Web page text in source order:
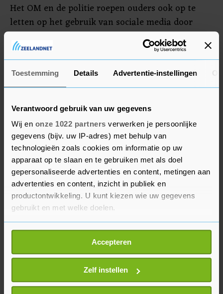
Toestemming Details Advertentie-instellingen
Verantwoord gebruik van uw gegevens
Wij en onze 1022 partners verwerken je persoonlijke
gegevens (bijv. uw IP-adres) met behulp van
technologieën zoals cookies om informatie op uw
apparaat op te slaan en te gebruiken met als doel
gepersonaliseerde advertenties en content, metingen aan
advertenties en content, inzicht in publiek en
productontwikkeling. U kunt kiezen wie uw gegevens
gebruikt en met welke doelen.
Als u het toestaat, willen we ook graag:
Informatie verzamelen over uw geografische
locatie, die tot een paar meter nauwkeurig kan zijn
Uw apparaat identificeren door het actief te
scannen op specifieke eigenschappen (fingerprinting)
Accepteren
Zelf instellen
Het OM en de politie roepen ouders ook op te
letten op het gebruik van sociale media door
jongeren. "Het is niet altijd zichtbaar voor ouders
wat zich online afspeelt, maar ga erover in
gesprek en voorkom grote problemen", zegt Anja
Schouten, politiechef van de regio Noord-Holland
en landelijk portefeuillehouder Jeugd van de
Nationale Politie. "Dat contact maakt echt
onderdeel uit van een oplossing. Daarnaast is het
ook nodig dat er aandacht is voor ouders die
geen vat hebben op hun kinderen. Waar mogelijk
worden mensen in contact gebracht met Veilig
Thuis.’’
Het OM verwacht dat op basis van het grote
aantal camerabeelden de politie de komende
weken in heel Nederland nog veel relschoppers